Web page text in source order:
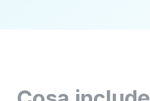
Cosa